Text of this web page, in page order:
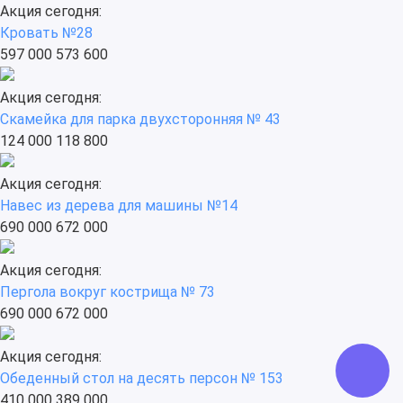
Акция сегодня:
Кровать №28
597 000 573 600
Акция сегодня:
Скамейка для парка двухсторонняя № 43
124 000 118 800
Акция сегодня:
Навес из дерева для машины №14
690 000 672 000
Акция сегодня:
Пергола вокруг кострища № 73
690 000 672 000
Акция сегодня:
Обеденный стол на десять персон № 153